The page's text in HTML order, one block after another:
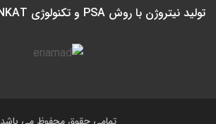
تولید نیتروژن با روش PSA و تکنولوژی NKAT